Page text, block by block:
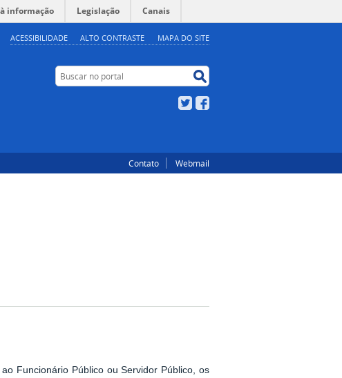
ACESSIBILIDADE ALTO CONTRASTE MAPA DO SITE
informação Legislação Canais
Buscar no portal
Twitter
Contato Webmail
Funcionário Público ou Servidor Público, os